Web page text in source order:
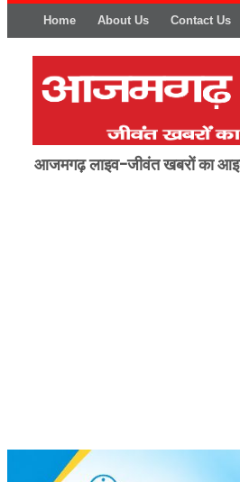
Home About Us Contact Us
आजमगढ़ लाइव-जीवंत खबरों का